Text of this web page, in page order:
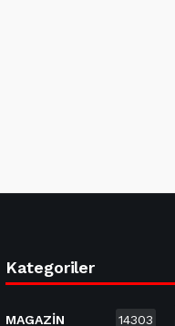
Kategoriler
MAGAZİN 14303